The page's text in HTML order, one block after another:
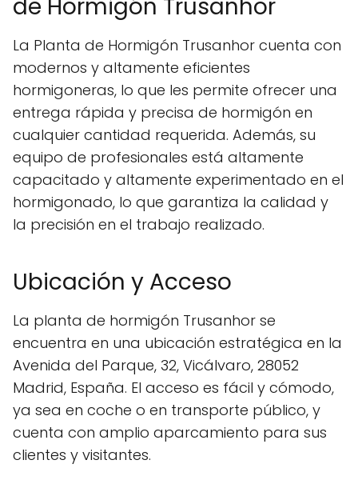
de Hormigón Trusanhor
La Planta de Hormigón Trusanhor cuenta con
modernos y altamente eficientes
hormigoneras, lo que les permite ofrecer una
entrega rápida y precisa de hormigón en
cualquier cantidad requerida. Además, su
equipo de profesionales está altamente
capacitado y altamente experimentado en el
hormigonado, lo que garantiza la calidad y
la precisión en el trabajo realizado.
Ubicación y Acceso
La planta de hormigón Trusanhor se
encuentra en una ubicación estratégica en la
Avenida del Parque, 32, Vicálvaro, 28052
Madrid, España. El acceso es fácil y cómodo,
ya sea en coche o en transporte público, y
cuenta con amplio aparcamiento para sus
clientes y visitantes.